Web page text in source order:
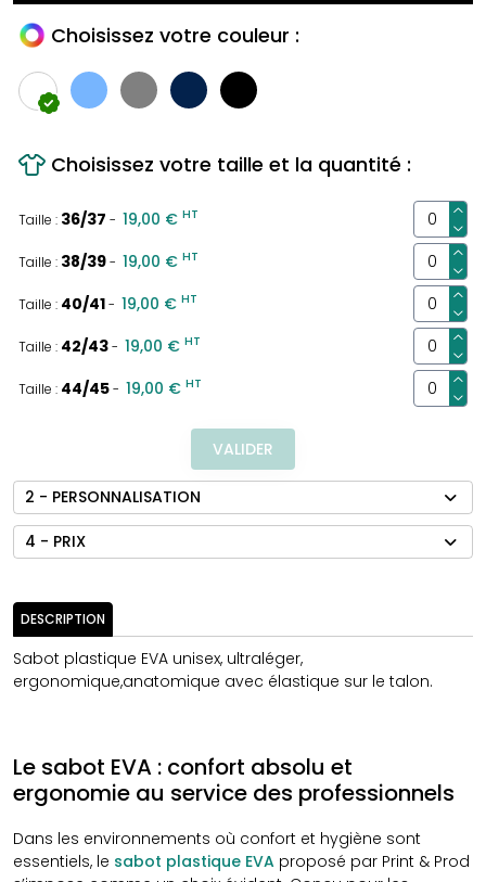
Choisissez votre couleur :
Choisissez votre taille et la quantité :
Taille : 36/37 - 19,00 € HT
Taille : 38/39- 19,00 € HT
Taille : 40/41- 19,00 € HT
Taille : 42/43- 19,00 € HT
Taille : 44/45- 19,00 € HT
VALIDER
2 - PERSONNALISATION
4 - PRIX
DESCRIPTION
Sabot plastique EVA unisex, ultraléger,
ergonomique,anatomique avec élastique sur le talon.
Le sabot EVA : confort absolu et
ergonomie au service des professionnels
Dans les environnements où confort et hygiène sont
essentiels, le sabot plastique EVA proposé par Print & Prod